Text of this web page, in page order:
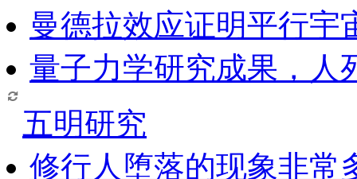
曼德拉效应证明平行宇
量子力学研究成果，人
五明研究
修行人堕落的现象非常